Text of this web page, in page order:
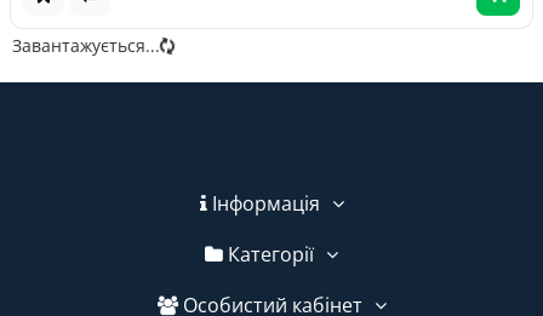
Завантажується...
Інформація
Категорії
Особистий кабінет